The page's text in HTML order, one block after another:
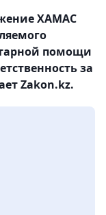
ХАМАС
помощи
за
Zakon.kz.